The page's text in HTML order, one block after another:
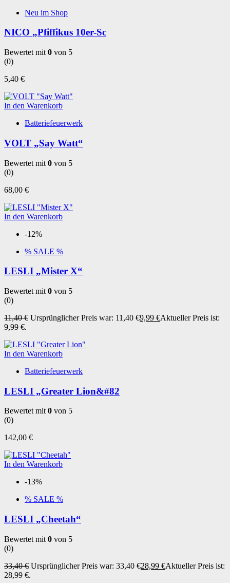
Neu im Shop
NICO „Pfiffikus 10er-Sc
Bewertet mit 0 von 5
(0)
5,40 €
In den Warenkorb
Batteriefeuerwerk
VOLT „Say Watt“
Bewertet mit 0 von 5
(0)
68,00 €
In den Warenkorb
-12%
% SALE %
LESLI „Mister X“
Bewertet mit 0 von 5
(0)
11,40€ Ursprünglicher Preis war: 11,40 €9,99 €Aktueller Preis ist:
9,99 €.
In den Warenkorb
Batteriefeuerwerk
LESLI „Greater Lion&#82
Bewertet mit0 von 5
(0)
142,00 €
In den Warenkorb
-13%
% SALE %
LESLI „Cheetah“
Bewertet mit 0 von 5
(0)
33,40€ Ursprünglicher Preis war: 33,40 €28,99 €Aktueller Preis ist:
28,99 €.